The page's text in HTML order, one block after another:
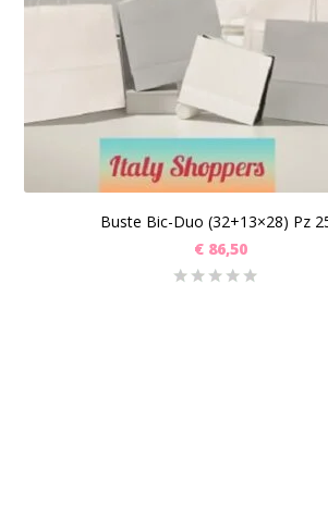
Buste Bic-Duo (32+13×28) Pz
€86,50